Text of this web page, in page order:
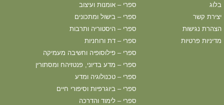
בלוג
יצירת קשר
הצהרת נגישות
מדיניות פרטיות
ספרי – אומנות ועיצוב
ספרי – בישול ומתכונים
ספרי – היסטוריה ותרבות
ספרי – דת ורוחניות
ספרי – פילוסופיה וחשיבה מעמיקה
ספרי – מדע בדיוני, פנטזיהח ומסתורין
ספרי – טכנולוגיה ומדע
ספרי – ביוגרפיות וסיפורי חיים
ספרי – לימוד והדרכה